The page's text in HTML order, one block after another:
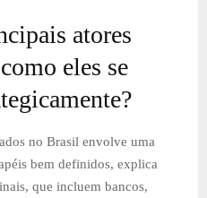
atores
eles se
no Brasil envolve uma
bem definidos, explica
que incluem bancos,